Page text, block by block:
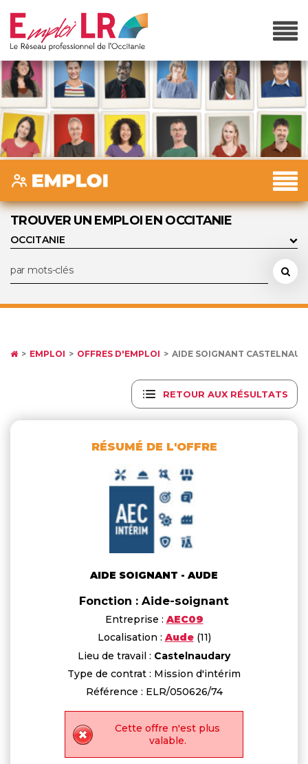
TROUVER UN EMPLOI EN OCCITANIE
EMPLOI OFFRES D'EMPLOI AIDE SOIGNANT
RETOUR AUX RÉSULTATS
RÉSUMÉ DE L'OFFRE
AIDE SOIGNANT - AUDE
Fonction : Aide-soignant
Entreprise : AEC09
Localisation : Aude(11)
Lieu de travail : Castelnaudary
Type de contrat : Mission d'intérim
Référence : ELR/050626/74
Cette offre n'est plus
valable.